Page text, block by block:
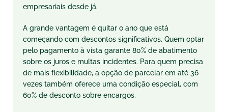
empresariais desde já.
A grande vantagem é quitar o ano que está
começando com descontos significativos. Quem optar
pelo pagamento à vista garante 80% de abatimento
sobre os juros e multas incidentes. Para quem precisa
de mais flexibilidade, a opção de parcelar em até 36
vezes também oferece uma condição especial, com
60% de desconto sobre encargos.